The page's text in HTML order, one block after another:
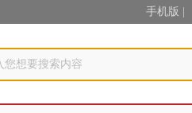
手机版